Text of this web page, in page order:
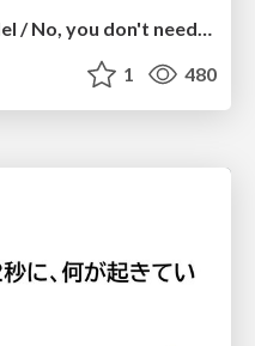
為什麼你並不需要ViewModel / No, you don't need a ViewModel
1 480